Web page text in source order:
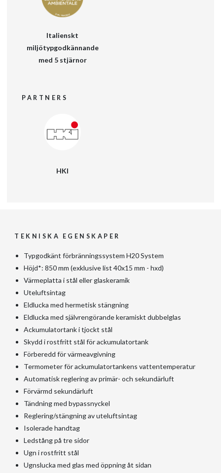
Italienskt
miljötypgodkännande
med 5 stjärnor
PARTNERS
HKI
TEKNISKA EGENSKAPER
Typgodkänt förbränningssystem H20 System
Höjd*: 850 mm (exklusive list 40x15 mm - hxd)
Värmeplatta i stål eller glaskeramik
Uteluftsintag
Eldlucka med hermetisk stängning
Eldlucka med självrengörande keramiskt dubbelglas
Ackumulatortank i tjockt stål
Skydd i rostfritt stål för ackumulatortank
Förberedd för värmeavgivning
Termometer för ackumulatortankens vattentemperatur
Automatisk reglering av primär- och sekundärluft
Förvärmd sekundärluft
Tändning med bypassnyckel
Reglering/stängning av uteluftsintag
Isolerade handtag
Ledstång på tre sidor
Ugn i rostfritt stål
Ugnslucka med glas med öppning åt sidan